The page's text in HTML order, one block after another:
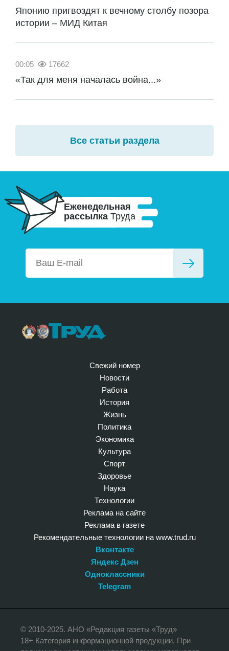
Японию пригвоздят к вечному столбу позора
истории – МИД Китая
00:05 17662
«Так для меня началась война...»
Все статьи раздела
Еженедельная
рассылка Труда
Свежий номер
Новости
Работа
История
Жизнь
Политика
Экономика
Культура
Спорт
Здоровье
Наука
Технологии
Реклама на сайте
Реклама в газете
Рекомендательные технологии на www.trud.ru
Вконтакте
Яндекс Дзен
Одноклассники
Telegram
© 2010-2025. АНО «Редакция газеты «Труд»
18+ Категория информационной продукции. При